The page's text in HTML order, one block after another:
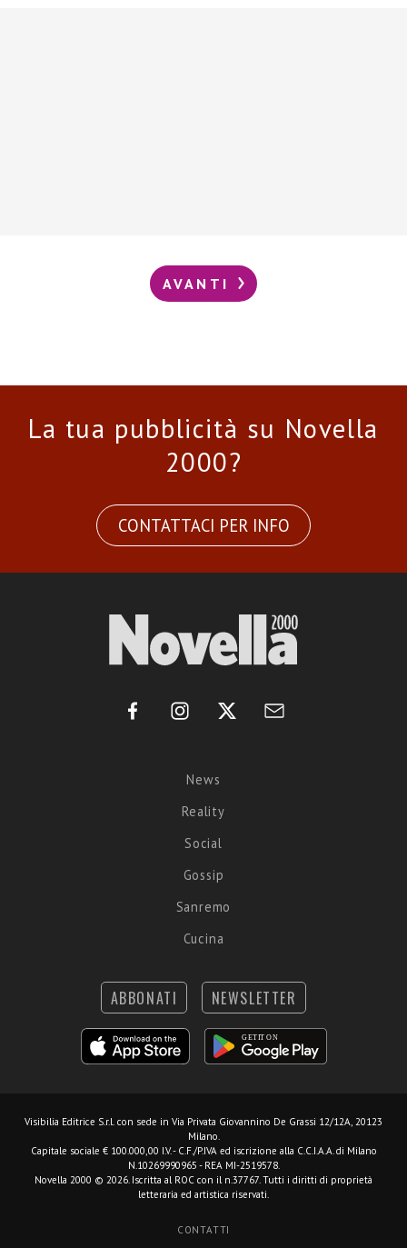
AVANTI
La tua pubblicità su Novella
2000?
CONTATTACI PER INFO
News
Reality
Social
Gossip
Sanremo
Cucina
ABBONATI NEWSLETTER
Visibilia Editrice S.r.l. con sede in Via Privata Giovannino De Grassi 12/12A, 20123
Milano.
Capitale sociale € 100.000,00 I.V. - C.F./P.IVA ed iscrizione alla C.C.I.A.A. di Milano
N.10269990965 - REA MI-2519578.
Novella 2000 © 2026. Iscritta al ROC con il n.37767. Tutti i diritti di proprietà
letteraria ed artistica riservati.
CONTATTI